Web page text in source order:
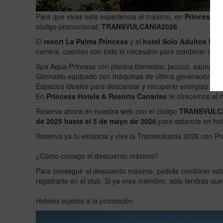
Para que vivas esta experiencia al máximo, en Princess
código promocional: TRANSVULCANIA2026
El resort La Palma Princess y el hotel Solo Adultos
carrera, cuentan con todo lo necesario para combinar
Spa Aqua Princess con piscina bienestar, jacuzzi, saunas,
Gimnasio equipado con máquinas de última generación.
Espacios ideales para descansar y recuperar energías tras
En Princess Hotels & Resorts Canarias te ofrecemos el
Reserva ahora en nuestra web con el código
de 2025 hasta el 5 de mayo de 2026 para estancia en
Reserva ya tu estancia y vive la Transvulcania 2026 con
¿Cómo consigo el descuento máximo?
Para conseguir el descuento máximo, podrás combinar
registrarte en el club. Si ya eres miembro, solo tendrás
Hoteles sujetos a la promoción